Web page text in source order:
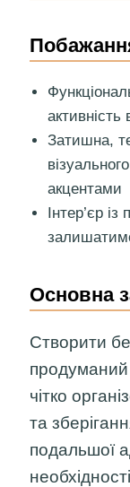
активність
Затишна,
акцентами
Інтер’єр
Основна
Створити
продуманий
чітко
та
подальшої